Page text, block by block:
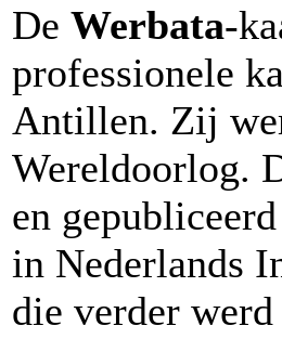
De Werbata-
professionele
Antillen. Zij
Wereldoorlog.
en
in Nederlands
die verder